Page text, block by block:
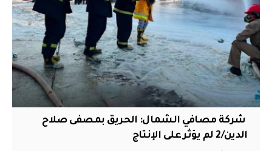
‏ شركة مصافي الشمال: الحريق بمصفى صلاح
الدين/2 لم يؤثر على الإنتاج